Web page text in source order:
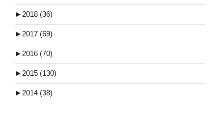
► 2018 (36)
► 2017 (69)
► 2016 (70)
► 2015 (130)
► 2014 (38)